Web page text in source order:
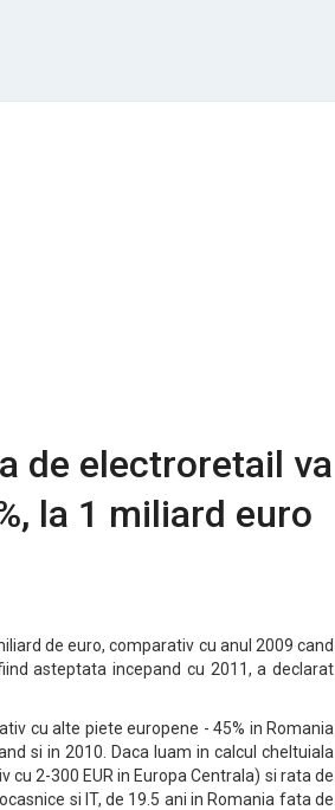
de electroretail va
la 1 miliard euro
de euro, comparativ cu anul 2009 cand
asteptata incepand cu 2011, a declarat
cu alte piete europene - 45% in Romania
si in 2010. Daca luam in calcul cheltuiala
2-300 EUR in Europa Centrala) si rata de
si IT, de 19.5 ani in Romania fata de